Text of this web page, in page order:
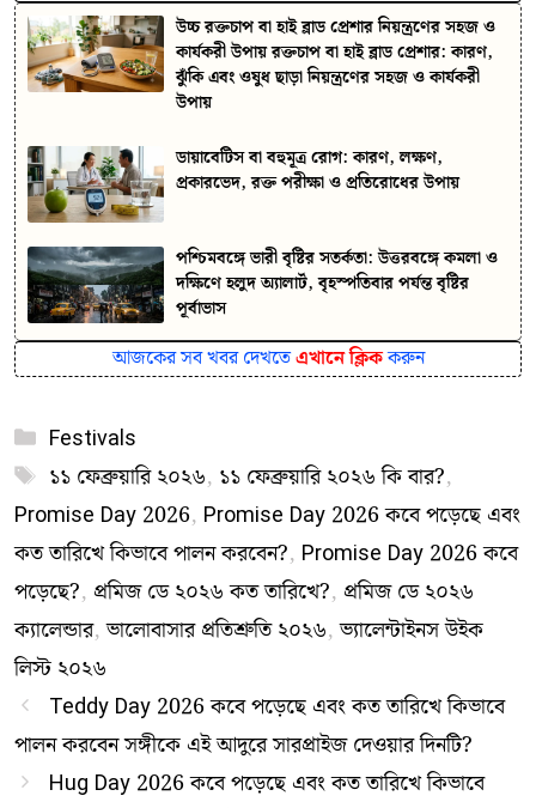
উচ্চ রক্তচাপ বা হাই ব্লাড প্রেশার নিয়ন্ত্রণের সহজ ও
কার্যকরী উপায় রক্তচাপ বা হাই ব্লাড প্রেশার: কারণ,
ঝুঁকি এবং ওষুধ ছাড়া নিয়ন্ত্রণের সহজ ও কার্যকরী
উপায়
ডায়াবেটিস বা বহুমূত্র রোগ: কারণ, লক্ষণ,
প্রকারভেদ, রক্ত পরীক্ষা ও প্রতিরোধের উপায়
পশ্চিমবঙ্গে ভারী বৃষ্টির সতর্কতা: উত্তরবঙ্গে কমলা ও
দক্ষিণে হলুদ অ্যালার্ট, বৃহস্পতিবার পর্যন্ত বৃষ্টির
পূর্বাভাস
আজকের সব খবর দেখতেএখানে ক্লিককরুন
Categories
Festivals
Tags
১১ ফেব্রুয়ারি ২০২৬, ১১ ফেব্রুয়ারি ২০২৬ কি বার?,
Promise Day 2026, Promise Day 2026 কবে পড়েছে এবং
কত তারিখে কিভাবে পালন করবেন?, Promise Day 2026 কবে
পড়েছে?, প্রমিজ ডে ২০২৬ কত তারিখে?, প্রমিজ ডে ২০২৬
ক্যালেন্ডার,ভালোবাসার প্রতিশ্রুতি ২০২৬,ভ্যালেন্টাইনস উইক
লিস্ট ২০২৬
Teddy Day 2026 কবে পড়েছে এবং কত তারিখে কিভাবে
পালন করবেন সঙ্গীকে এই আদুরে সারপ্রাইজ দেওয়ার দিনটি?
Hug Day 2026 কবে পড়েছে এবং কত তারিখে কিভাবে